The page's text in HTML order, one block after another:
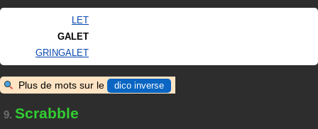
LET
GALET
GRINGALET
Plus de mots sur le dico inverse
9. Scrabble